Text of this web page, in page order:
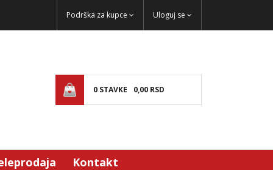
Podrška za kupce Uloguj se
0 STAVKE 0,00 RSD
Kontakt